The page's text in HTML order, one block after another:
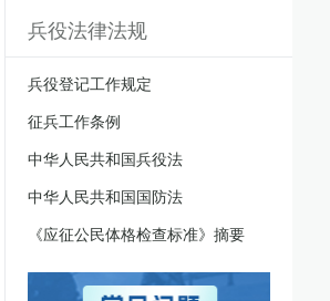
兵役法律法规
兵役登记工作规定
征兵工作条例
中华人民共和国兵役法
中华人民共和国国防法
《应征公民体格检查标准》摘要